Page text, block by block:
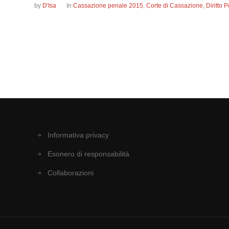
by D'Isa InCassazione penale 2015,Corte di Cassazione, Diritto
Informativa privacy
Esonero di responsabilità
Collaborazioni